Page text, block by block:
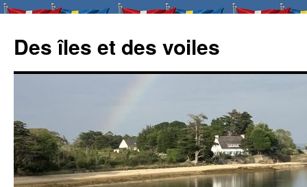
Des îles et des voiles